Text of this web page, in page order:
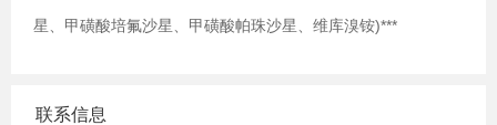
星、甲磺酸培氟沙星、甲磺酸帕珠沙星、维库溴铵)***
联系信息